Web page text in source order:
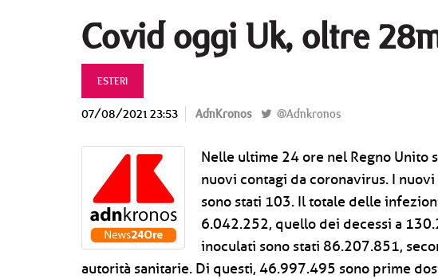
Covid oggi Uk, oltre
ESTERI
07/08/2021 23:53 AdnKronos @Adnkronos
Nelle ultime 24 ore nel Regno Unito
nuovi contagi da coronavirus. I
sono stati 103. Il totale delle
6.042.252, quello dei decessi a
inoculati sono stati 86.207.851,
autorità sanitarie. Di questi, 46.997.495 sono prime